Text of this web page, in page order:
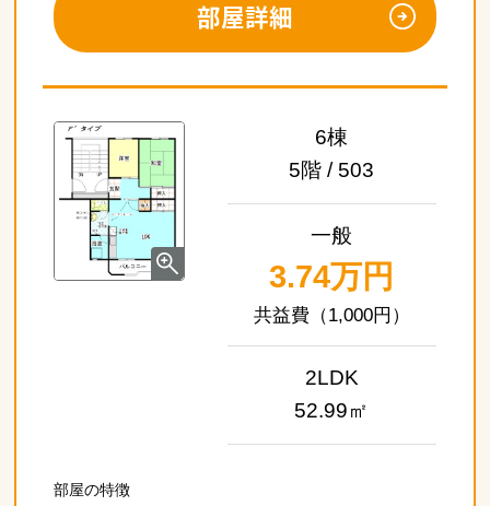
部屋詳細
6棟
5階 / 503
一般
3.74万円
（1,000円）
2LDK
52.99㎡